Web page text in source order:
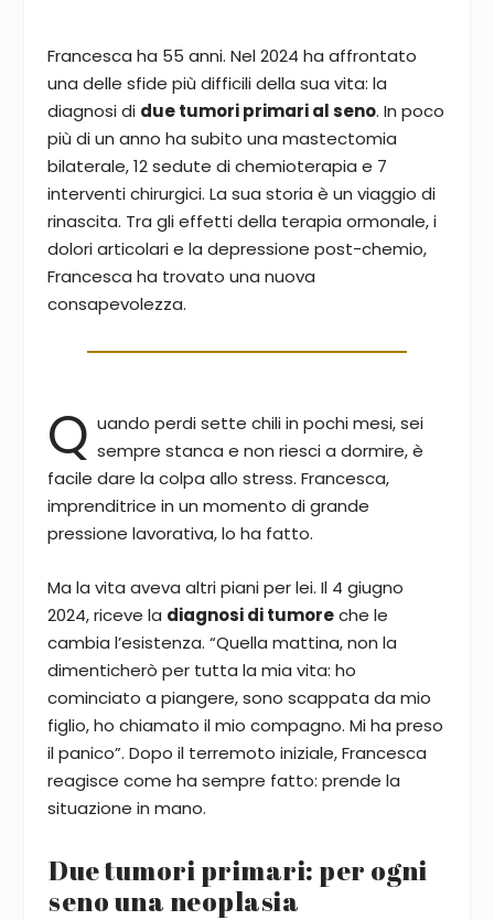
Francesca ha 55 anni. Nel 2024 ha affrontato
una delle sfide più difficili della sua vita: la
diagnosi di due tumori primari al seno. In poco
più di un anno ha subito una mastectomia
bilaterale, 12 sedute di chemioterapia e 7
interventi chirurgici. La sua storia è un viaggio di
rinascita. Tra gli effetti della terapia ormonale, i
dolori articolari e la depressione post-chemio,
Francesca ha trovato una nuova
consapevolezza.
Q uando perdi sette chili in pochi mesi, sei
sempre stanca e non riesci a dormire, è
facile dare la colpa allo stress. Francesca,
imprenditrice in un momento di grande
pressione lavorativa, lo ha fatto.
Ma la vita aveva altri piani per lei. Il 4 giugno
2024, riceve la diagnosi di tumoreche le
cambia l’esistenza. “Quella mattina, non la
dimenticherò per tutta la mia vita: ho
cominciato a piangere, sono scappata da mio
figlio, ho chiamato il mio compagno. Mi ha preso
il panico”. Dopo il terremoto iniziale, Francesca
reagisce come ha sempre fatto: prende la
situazione in mano.
Due tumori primari: per ogni
seno una neoplasia